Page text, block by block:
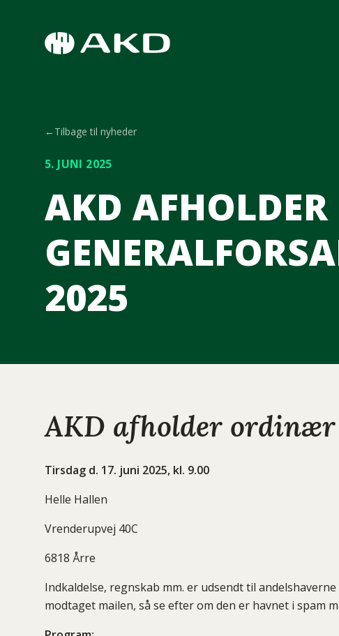
←Tilbage til nyheder
5. JUNI 2025
AKD AFHOLDER
2025
AKD afholder
Tirsdag d. 17. juni 2025, kl. 9.00
Helle Hallen
Vrenderupvej 40C
6818 Årre
Indkaldelse, regnskab mm. er udsendt til
modtaget mailen, så se efter om den er havnet i spam